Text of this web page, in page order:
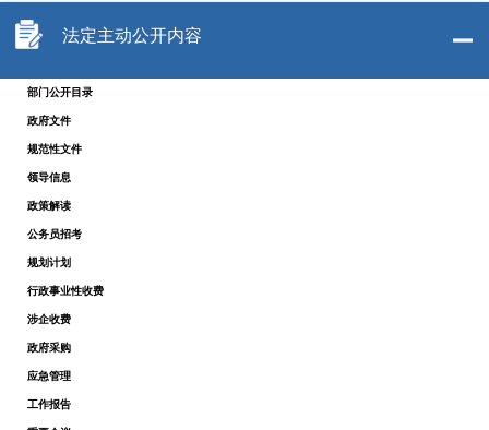
法定主动公开内容
部门公开目录
政府文件
规范性文件
领导信息
政策解读
公务员招考
规划计划
行政事业性收费
涉企收费
政府采购
应急管理
工作报告